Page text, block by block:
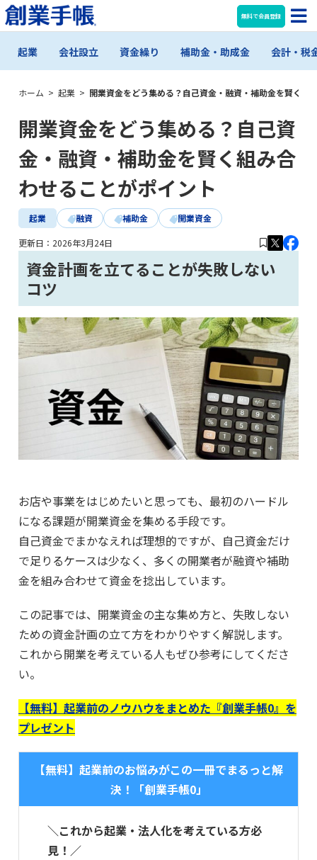
無料で会員登録
起業 会社設立 資金繰り 補助金・助成金 会計・税
ホーム > 起業 > 開業資金をどう集める？自己資金・融資・補助金を賢く組
開業資金をどう集める？自己資
金・融資・補助金を賢く組み合
わせることがポイント
起業 融資 補助金 開業資金
更新日： 2026年3月24日
資金計画を立てることが失敗しない
コツ
お店や事業をはじめたいと思っても、最初のハードル
になる課題が開業資金を集める手段です。
自己資金でまかなえれば理想的ですが、自己資金だけ
で足りるケースは少なく、多くの開業者が融資や補助
金を組み合わせて資金を捻出しています。
この記事では、開業資金の主な集め方と、失敗しない
ための資金計画の立て方をわかりやすく解説します。
これから開業を考えている人もぜひ参考にしてくださ
い。
【無料】起業前のノウハウをまとめた『創業手帳0』を
プレゼント
【無料】起業前のお悩みがこの一冊でまるっと解
決！「創業手帳0」
＼これから起業・法人化を考えている方必
見！／